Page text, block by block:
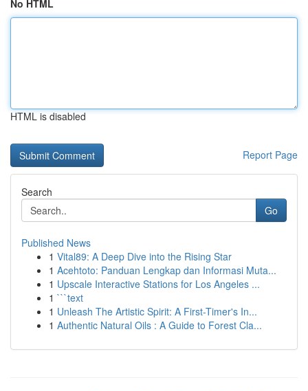
No HTML
HTML is disabled
Report Page
Search
Go
Published News
1 Vital89: A Deep Dive into the Rising Star
1 Acehtoto: Panduan Lengkap dan Informasi Muta...
1 Upscale Interactive Stations for Los Angeles ...
1 ```text
1 Unleash The Artistic Spirit: A First-Timer's In...
1 Authentic Natural Oils : A Guide to Forest Cla...